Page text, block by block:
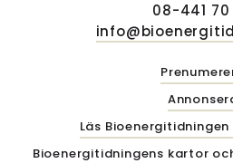
08-441 70
Läs
Bioenergitidningens kartor